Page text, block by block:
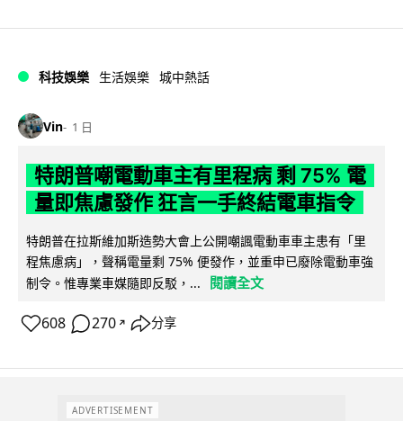
科技娛樂 生活娛樂 城中熱話
Vin 1 日
特朗普嘲電動車主有里程病 剩 75% 電
量即焦慮發作 狂言一手終結電車指令
特朗普在拉斯維加斯造勢大會上公開嘲諷電動車車主患有「里
程焦慮病」，聲稱電量剩 75% 便發作，並重申已廢除電動車強
制令。惟專業車媒隨即反駁，...
閱讀全文
608 270 ↗ 分享
ADVERTISEMENT